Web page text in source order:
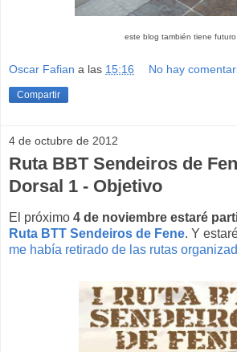
este blog también tiene futuro
Oscar Fafian a las 15:16 No hay
Compartir
4 de octubre de 2012
Ruta BBT Sendeiros de
Dorsal 1 - Objetivo
El próximo 4 de noviembre estaré
Ruta BTT Sendeiros de Fene. Y
me había retirado de las rutas